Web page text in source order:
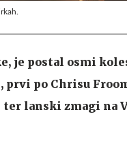
je postal osmi
po Chrisu
ter lanski zmagi na